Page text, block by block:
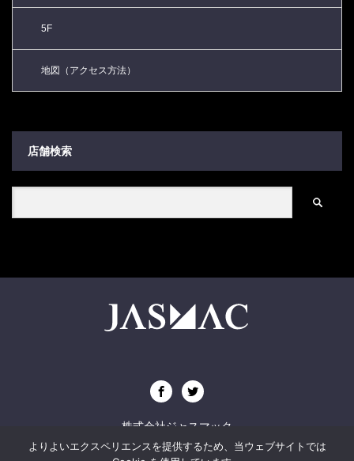
5F
地図（アクセス方法）
店舗検索
株式会社ジャスマック
〒107-0062 東京都港区南青山4-11-1
よりよいエクスペリエンスを提供するため、当ウェブサイトでは